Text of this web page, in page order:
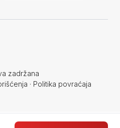
zadržana
· Politika povraćaja